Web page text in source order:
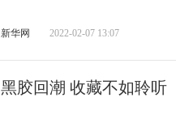
新华网 2022-02-07 13:07
黑胶回潮 收藏不如聆听